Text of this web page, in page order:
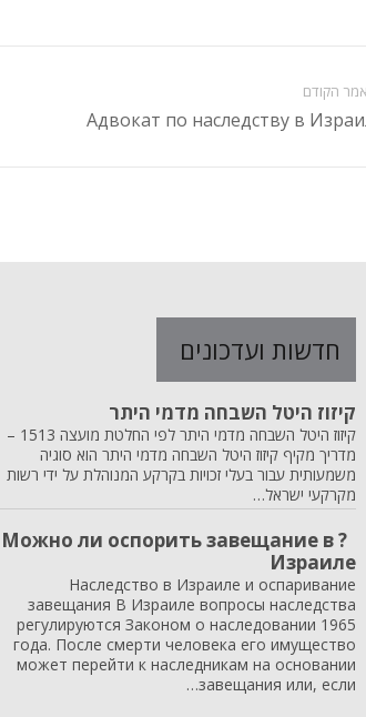
הקודם
Адвокат по наследству в
חדשות ועדכונים
קיזוז היטל השבחה מדמי היתר
קיזוז היטל השבחה מדמי היתר לפי החלטת מועצה 1513 –
מדריך מקיף קיזוז היטל השבחה מדמי היתר הוא סוגיה
משמעותית עבור בעלי זכויות בקרקע המנוהלת על ידי רשות
מקרקעי ישראל…
? Можно ли оспорить завещание в
Израиле
Наследство в Израиле и оспаривание
завещания В Израиле вопросы наследства
регулируются Законом о наследовании 1965
года. После смерти человека его имущество
может перейти к наследникам на основании
завещания или, если…